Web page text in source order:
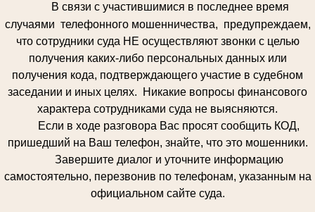
В связи с участившимися в последнее время
случаями телефонного мошенничества, предупреждаем,
что сотрудники суда НЕ осуществляют звонки с целью
получения каких-либо персональных данных или
получения кода, подтверждающего участие в судебном
заседании и иных целях. Никакие вопросы финансового
характера сотрудниками суда не выясняются.
Если в ходе разговора Вас просят сообщить КОД,
пришедший на Ваш телефон, знайте, что это мошенники.
Завершите диалог и уточните информацию
самостоятельно, перезвонив по телефонам, указанным на
официальном сайте суда.